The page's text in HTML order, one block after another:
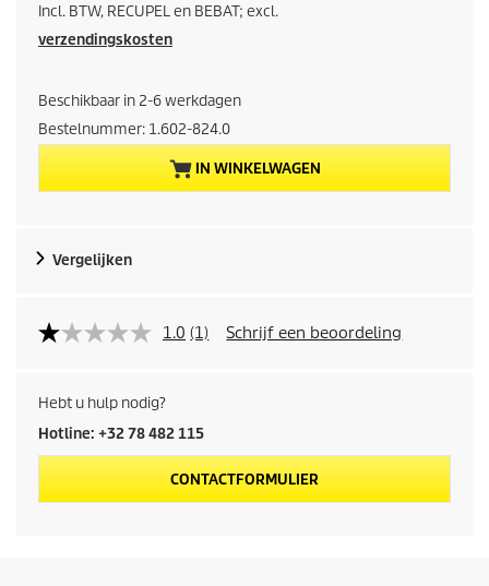
r
i
g
p
r
d
c
t
p
r
Incl. BTW, RECUPEL en BEBAT; excl.
verzendingskosten
Beschikbaar in 2-6 werkdagen
Bestelnummer: 1.602-824.0
IN WINKELWAGEN
Vergelijken
1.0 (1) Schrijf een beoordeling
Hebt u hulp nodig?
Hotline: +32 78 482 115
CONTACTFORMULIER